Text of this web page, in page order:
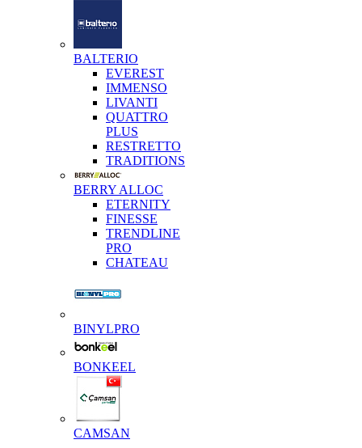
BALTERIO
EVEREST
IMMENSO
LIVANTI
QUATTRO
PLUS
RESTRETTO
TRADITIONS
BERRY ALLOC
ETERNITY
FINESSE
TRENDLINE
PRO
CHATEAU
BINYLPRO
BONKEEL
CAMSAN